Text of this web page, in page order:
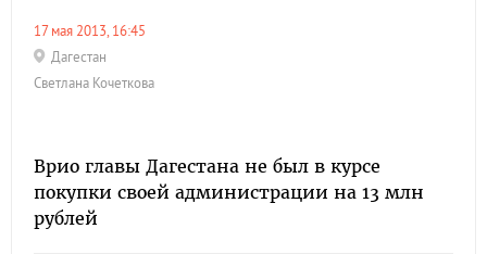
17 мая 2013, 16:45
Дагестан
Светлана Кочеткова
Врио главы Дагестана не был в курсе
покупки своей администрации на 13 млн
рублей